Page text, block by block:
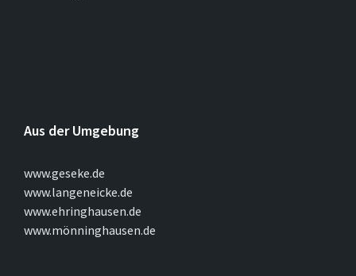
Aus der Umgebung
www.geseke.de
www.langeneicke.de
www.ehringhausen.de
www.mönninghausen.de